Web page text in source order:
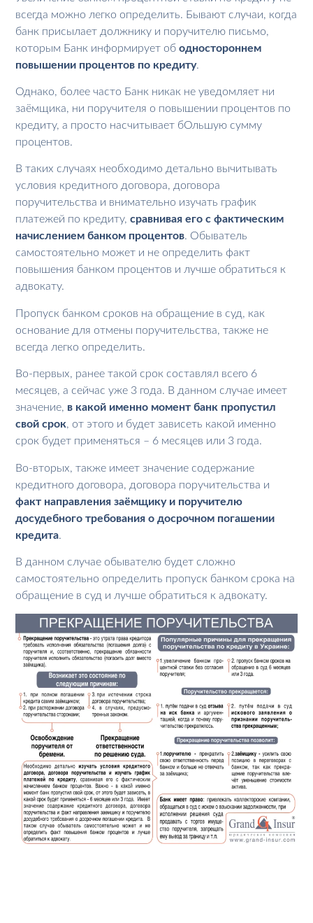
всегда можно легко определить. Бывают случаи, когда
банк присылает должнику и поручителю письмо,
которым Банк информирует ободностороннем
повышении процентов по кредиту.
Однако, более часто Банк никак не уведомляет ни
заёмщика, ни поручителя о повышении процентов по
кредиту, а просто насчитывает бОльшую сумму
процентов.
В таких случаях необходимо детально вычитывать
условия кредитного договора, договора
поручительства и внимательно изучать график
платежей по кредиту,сравнивая его с фактическим
начислением банком процентов. Обыватель
самостоятельно может и не определить факт
повышения банком процентов и лучше обратиться к
адвокату.
Пропуск банком сроков на обращение в суд, как
основание для отмены поручительства, также не
всегда легко определить.
Во-первых, ранее такой срок составлял всего 6
месяцев, а сейчас уже 3 года. В данном случае имеет
значение, в какой именно момент банк пропустил
свой срок, от этого и будет зависеть какой именно
срок будет применяться – 6 месяцев или 3 года.
Во-вторых, также имеет значение содержание
кредитного договора, договора поручительства и
факт направления заёмщику и поручителю
досудебного требования о досрочном погашении
кредита.
В данном случае обывателю будет сложно
самостоятельно определить пропуск банком срока на
обращение в суд и лучше обратиться к адвокату.